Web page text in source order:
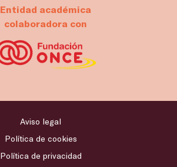
Entidad académica
colaboradora con
Aviso legal
Política de cookies
Política de privacidad